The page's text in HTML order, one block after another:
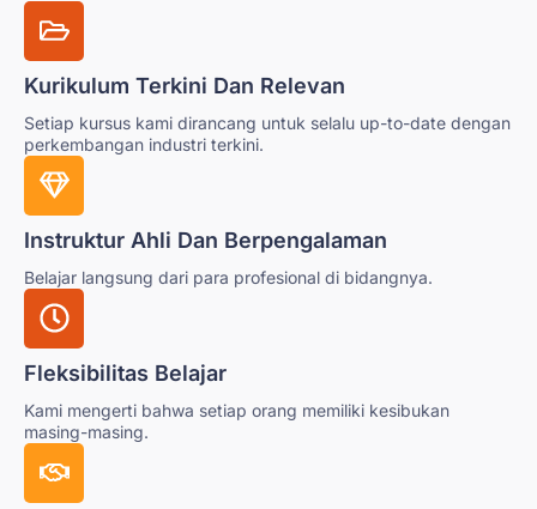
Kurikulum Terkini Dan Relevan
Setiap kursus kami dirancang untuk selalu up-to-date dengan
perkembangan industri terkini.
Instruktur Ahli Dan Berpengalaman
Belajar langsung dari para profesional di bidangnya.
Fleksibilitas Belajar
Kami mengerti bahwa setiap orang memiliki kesibukan
masing-masing.